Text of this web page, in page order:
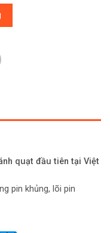
quạt đầu tiên tại Việt
pin khủng, lõi pin